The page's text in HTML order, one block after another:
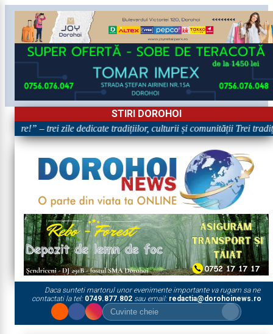
STIRI DOROHOI
– trei zile dedicate tradițiilor, culturii și comunității Trei
Daca sunteti martorul unor evenimente importante va rugam sa ne
contactati la tel: 0749.877.802sau email: redactia@dorohoinews.ro